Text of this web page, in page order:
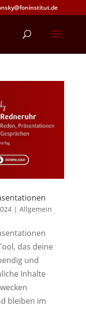
| Allgemein
das deine
und
Inhalte
bleiben im